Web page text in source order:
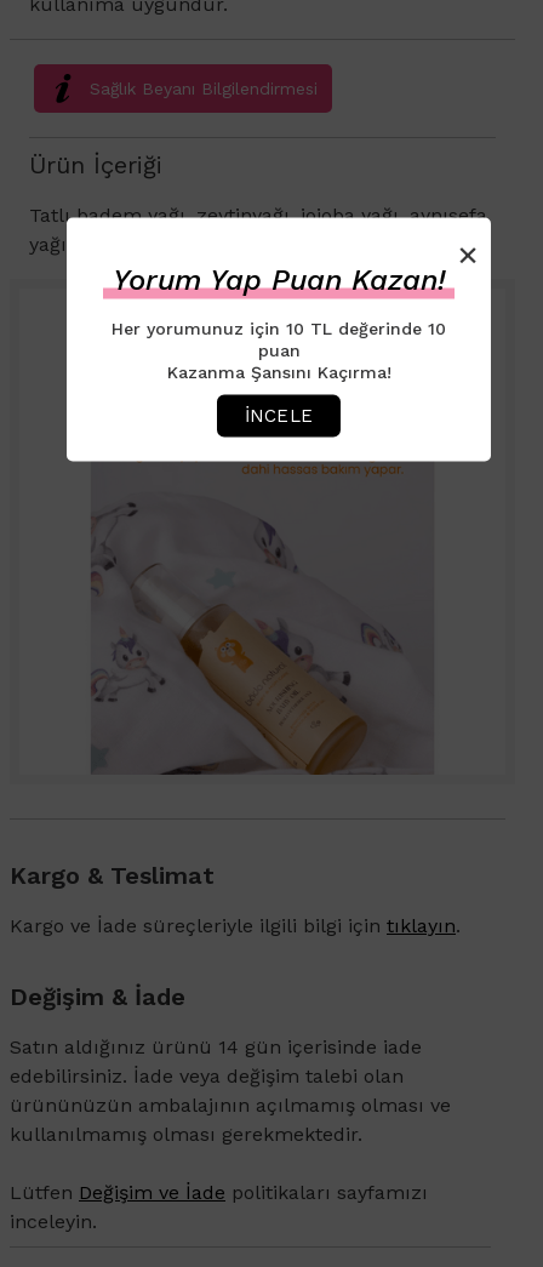
kullanıma uygundur.
Sağlık Beyanı Bilgilendirmesi
Ürün İçeriği
Tatlı badem yağı, zeytinyağı, jojoba yağı, aynısefa
yağı, E Vitamini, lavanta yağı, gül yağı.
Kargo & Teslimat
Kargo ve İade süreçleriyle ilgili bilgi için tıklayın.
Değişim & İade
Satın aldığınız ürünü 14 gün içerisinde iade
edebilirsiniz. İade veya değişim talebi olan
ürününüzün ambalajının açılmamış olması ve
kullanılmamış olması gerekmektedir.
Lütfen Değişim ve İade politikaları sayfamızı
inceleyin.
×
Yorum Yap Puan Kazan!
Her yorumunuz için 10 TL değerinde 10
puan
Kazanma Şansını Kaçırma!
İNCELE